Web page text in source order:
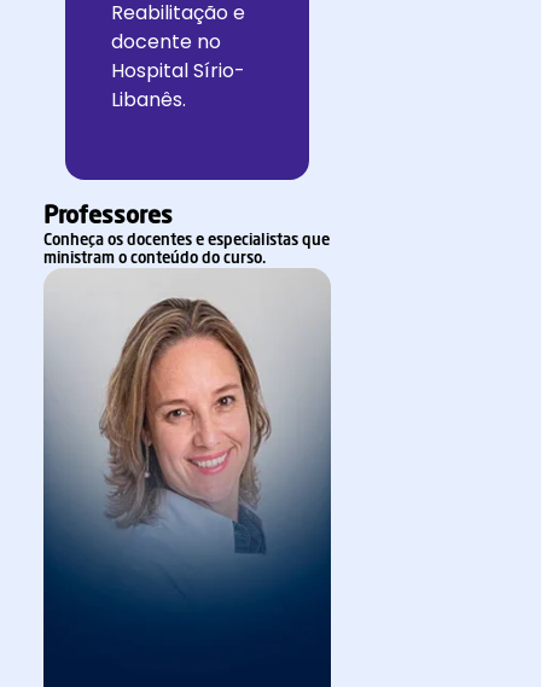
Reabilitação e
docente no
Hospital Sírio-
Libanês.
Professores
Conheça os docentes e especialistas que
ministram o conteúdo do curso.